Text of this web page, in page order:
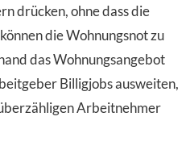
drücken, ohne dass die
die Wohnungsnot zu
das Wohnungsangebot
Billigjobs ausweiten,
Arbeitnehmer